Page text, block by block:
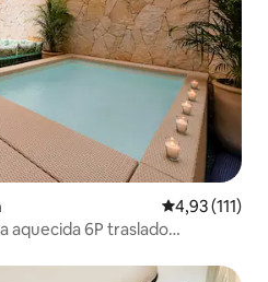
4,93 de uma
4,93 (111)
aquecida 6P traslado